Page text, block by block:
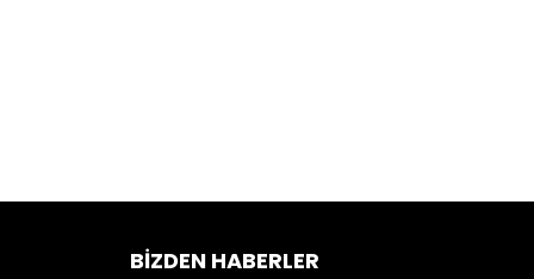
BIZDEN HABERLER